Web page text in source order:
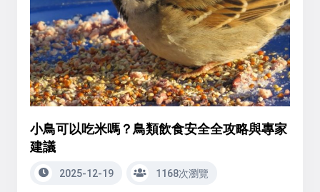
小鳥可以吃米嗎？鳥類飲食安全全攻略與專家
建議
2025-12-19 1168次瀏覽